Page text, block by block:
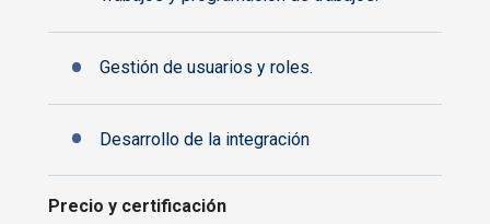
Gestión de usuarios y roles.
Desarrollo de la integración
Precio y certificación